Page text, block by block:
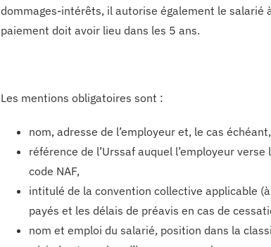
dommages-intérêts, il autorise également le salarié
paiement doit avoir lieu dans les 5 ans.
Les mentions obligatoires sont :
nom, adresse de l’employeur et, le cas
référence de l’Urssaf auquel l’employeur
code NAF,
intitulé de la convention collective applicable
payés et les délais de préavis en cas de
nom et emploi du salarié, position dans la